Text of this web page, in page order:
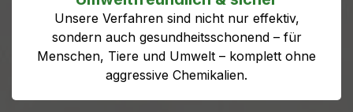
Unsere Verfahren sind nicht nur effektiv,
sondern auch gesundheitsschonend – für
Menschen, Tiere und Umwelt – komplett ohne
aggressive Chemikalien.